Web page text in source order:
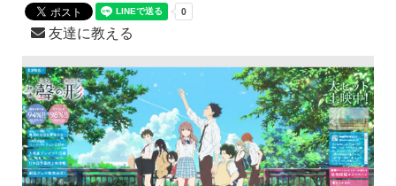
友達に教える